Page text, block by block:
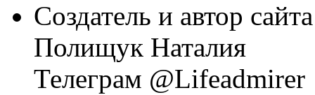
Создатель и автор сайта
Полищук Наталия
Телеграм @Lifeadmirer